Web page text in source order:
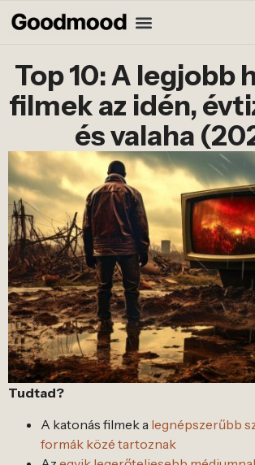
Top 10: A legjobb
filmek az idén,
és valaha
Tudtad?
A katonás filmek a legnépszerűbb
formák közé tartoznak